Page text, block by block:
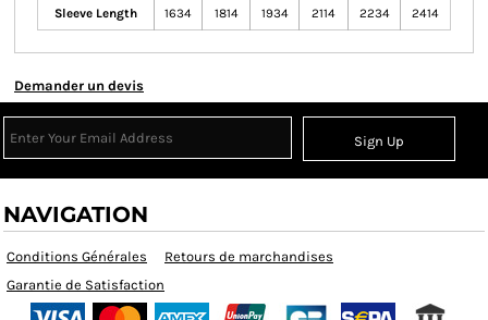
Sleeve Length 1634 1814 1934 2114 2234 2414
Demander un devis
Sign Up
NAVIGATION
Conditions Générales
Retours de marchandises
Garantie de Satisfaction